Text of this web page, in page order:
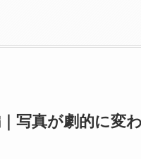
写真が劇的に変わ